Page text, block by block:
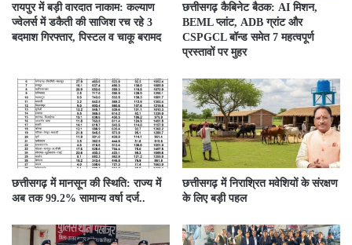
रायपुर में बड़ी वारदात नाकाम: कल्याण
ज्वेलर्स में डकैती की साजिश रच रहे 3
बदमाश गिरफ्तार, पिस्टल व चाकू बरामद
छत्तीसगढ़ कैबिनेट बैठक: AI मिशन,
BEML प्लांट, ADB ग्रांट और
CSPGCL बॉन्ड समेत 7 महत्वपूर्ण
प्रस्तावों पर मुहर
छत्तीसगढ़ में मानसून की स्थिति: राज्य में
अब तक 99.2% सामान्य वर्षा दर्ज..
छत्तीसगढ़ में निराश्रित मवेशियों के संरक्षण
के लिए बड़ी पहल